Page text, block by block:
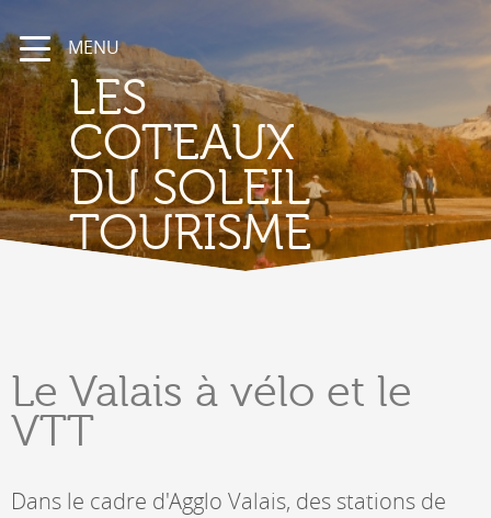
MENU
LES
COTEAUX
DU SOLEIL
TOURISME
Le Valais à vélo et le
VTT
Dans le cadre d'Agglo Valais, des stations de